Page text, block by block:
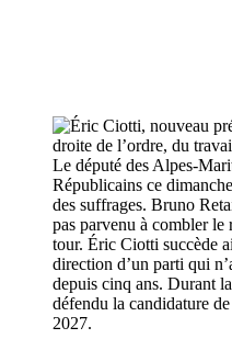
Le député des Alpes-
Républicains ce
des suffrages. Bruno
pas parvenu à combler le
tour. Éric Ciotti succède
direction d’un parti qui
depuis cinq ans. Durant
défendu la candidature
2027.